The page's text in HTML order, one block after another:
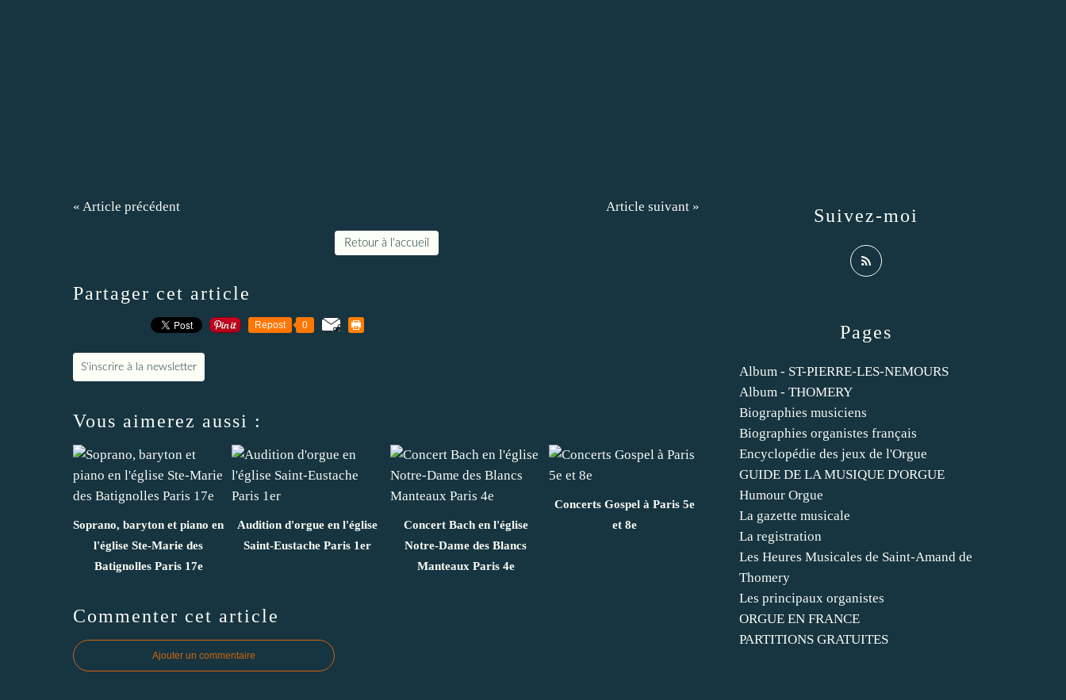
« Article précédent Article suivant »
Retour à l'accueil
Partager cet article
Repost 0
S'inscrire à la newsletter
Vous aimerez aussi :
Soprano, baryton et piano en
l'église Ste-Marie des
Batignolles Paris 17e
Audition d'orgue en l'église
Saint-Eustache Paris 1er
Concert Bach en l'église
Notre-Dame des Blancs
Manteaux Paris 4e
Concerts Gospel à Paris 5e
et 8e
Commenter cet article
Ajouter un commentaire
Pages
Album - ST-PIERRE-LES-NEMOURS
Album - THOMERY
Biographies musiciens
Biographies organistes français
Encyclopédie des jeux de l'Orgue
GUIDE DE LA MUSIQUE D'ORGUE
Humour Orgue
La gazette musicale
La registration
Les Heures Musicales de Saint-Amand de
Thomery
Les principaux organistes
ORGUE EN FRANCE
PARTITIONS GRATUITES
Suivez-moi